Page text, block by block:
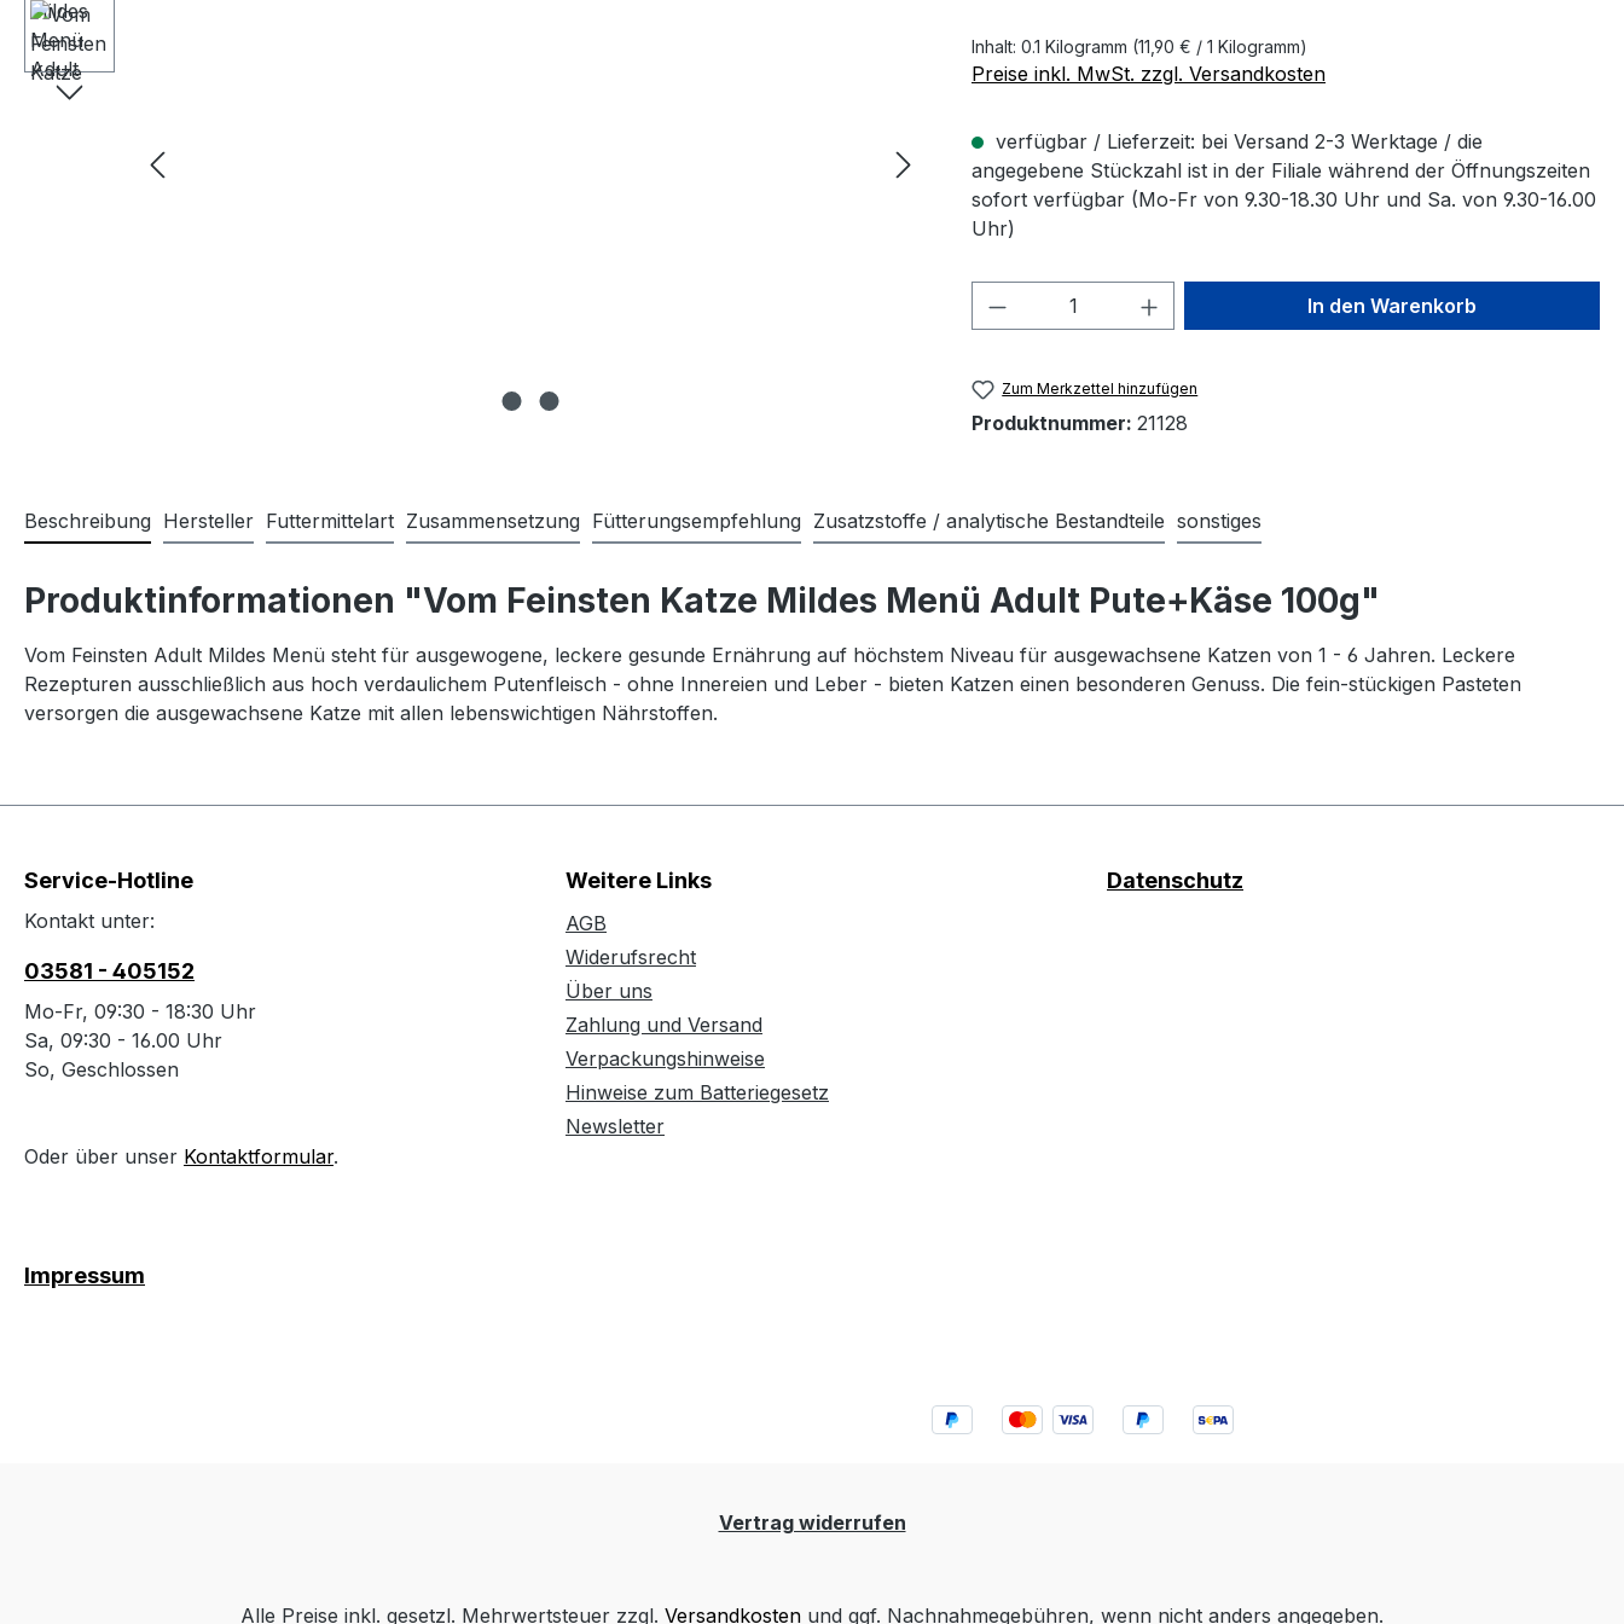
Inhalt: 0.1 Kilogramm (11,90 € / 1 Kilogramm)
Preise inkl. MwSt. zzgl. Versandkosten
verfügbar / Lieferzeit: bei Versand 2-3 Werktage / die
angegebene Stückzahl ist in der Filiale während der Öffnungszeiten
sofort verfügbar (Mo-Fr von 9.30-18.30 Uhr und Sa. von 9.30-16.00
Uhr)
Produkt Anzahl: Gib den gewünschten Wert
In den Warenkorb
Zum Merkzettel hinzufügen
Produktnummer: 21128
Beschreibung Hersteller Futtermittelart Zusammensetzung Fütterungsempfehlung Zusatzstoffe / analytische Bestandteile sonstiges
Produktinformationen "Vom Feinsten Katze Mildes Menü Adult Pute+Käse 100g"
Vom Feinsten Adult Mildes Menü steht für ausgewogene, leckere gesunde Ernährung auf höchstem Niveau für ausgewachsene Katzen von 1 - 6 Jahren. Leckere
Rezepturen ausschließlich aus hoch verdaulichem Putenfleisch - ohne Innereien und Leber - bieten Katzen einen besonderen Genuss. Die fein-stückigen Pasteten
versorgen die ausgewachsene Katze mit allen lebenswichtigen Nährstoffen.
Service-Hotline
Kontakt unter:
03581 - 405152
Mo-Fr, 09:30 - 18:30 Uhr
Sa, 09:30 - 16.00 Uhr
So, Geschlossen
Oder über unser Kontaktformular.
Weitere Links
AGB
Widerufsrecht
Über uns
Zahlung und Versand
Verpackungshinweise
Hinweise zum Batteriegesetz
Newsletter
Datenschutz
Impressum
Vertrag widerrufen
Alle Preise inkl. gesetzl. Mehrwertsteuer zzgl. Versandkosten und ggf. Nachnahmegebühren, wenn nicht anders angegeben.